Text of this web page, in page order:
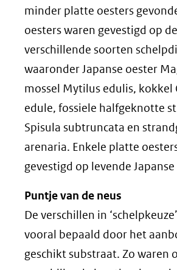
minder platte oesters
oesters waren gevestigd op
verschillende soorten
waaronder Japanse oester
mossel Mytilus edulis, kokkel
edule, fossiele halfgeknotte
Spisula subtruncata en
arenaria. Enkele platte
gevestigd op levende
Puntje van de neus
De verschillen in
vooral bepaald door het
geschikt substraat. Zo waren